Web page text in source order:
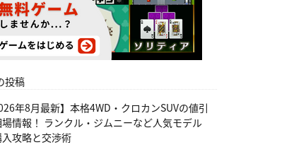
投稿
年8月最新】本格4WD・クロカンSUVの値引
場情報！ ランクル・ジムニーなど人気モデル
入攻略と交渉術